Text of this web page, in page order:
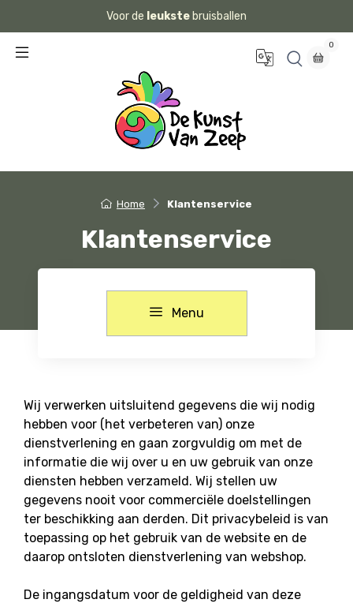
Voor de leukste bruisballen
0
Home Klantenservice
Klantenservice
Menu
Wij verwerken uitsluitend gegevens die wij nodig
hebben voor (het verbeteren van) onze
dienstverlening en gaan zorgvuldig om met de
informatie die wij over u en uw gebruik van onze
diensten hebben verzameld. Wij stellen uw
gegevens nooit voor commerciële doelstellingen
ter beschikking aan derden. Dit privacybeleid is van
toepassing op het gebruik van de website en de
daarop ontsloten dienstverlening van webshop.
De ingangsdatum voor de geldigheid van deze